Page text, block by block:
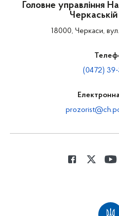
Головне управління
18000, Черкаси,
(0472)